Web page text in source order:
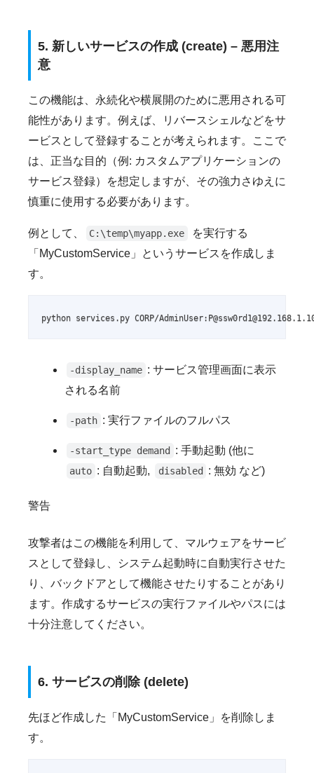
5. 新しいサービスの作成 (create) – 悪用注
意
この機能は、永続化や横展開のために悪用される可
能性があります。例えば、リバースシェルなどをサ
ービスとして登録することが考えられます。ここで
は、正当な目的（例: カスタムアプリケーションの
サービス登録）を想定しますが、その強力さゆえに
慎重に使用する必要があります。
例として、 C:\temp\myapp.exe
を実行する
「MyCustomService」というサービスを作成しま
す。
python services.py CORP/
-display_name : サービス管理画面に表示
される名前
-path : 実行ファイルのフルパス
-start_type demand : 手動起動 (他に
auto : 自動起動, disabled : 無効 など)
警告
攻撃者はこの機能を利用して、マルウェアをサービ
スとして登録し、システム起動時に自動実行させた
り、バックドアとして機能させたりすることがあり
ます。作成するサービスの実行ファイルやパスには
十分注意してください。
6. サービスの削除 (delete)
先ほど作成した「MyCustomService」を削除しま
す。